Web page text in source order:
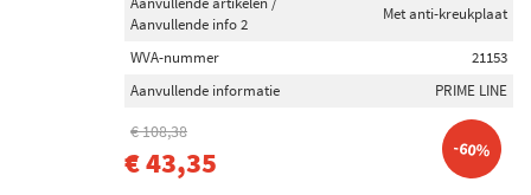
Aanvullende info 2
Met anti-kreukplaat
WVA-nummer
21153
Aanvullende informatie
PRIME LINE
€ 108,38
€ 43,35 -60%